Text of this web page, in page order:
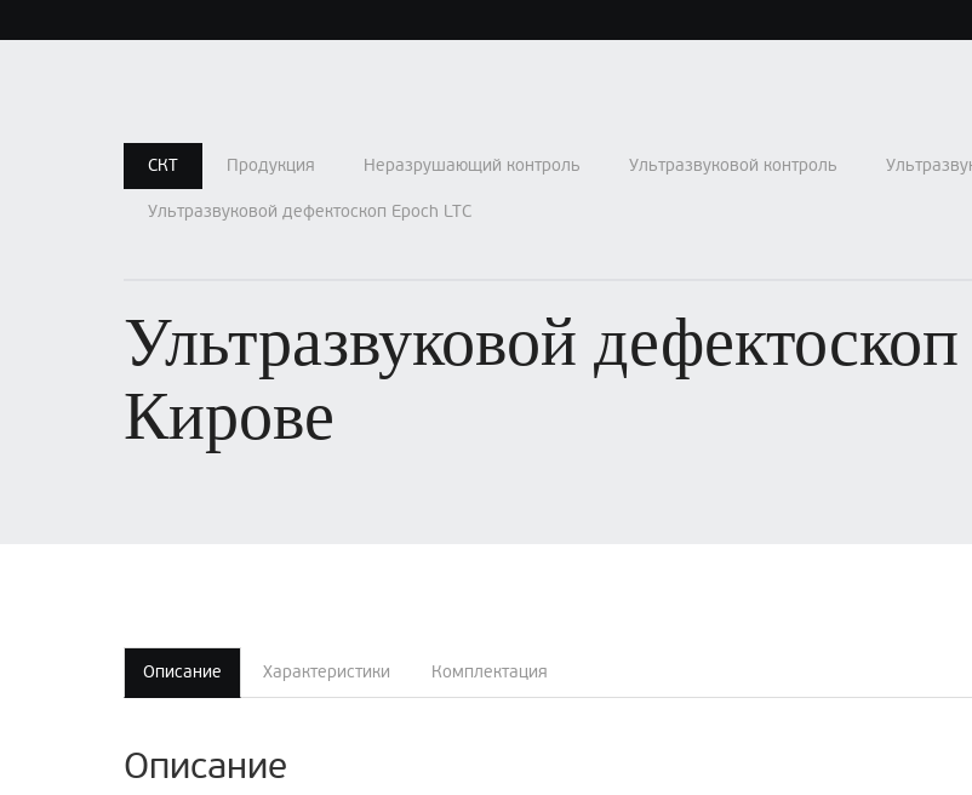
СКТ Продукция Неразрушающий контроль Ультразвуковой контроль
Ультразвуковой дефектоскоп Epoch LTC
Ультразвуковой
Кирове
Описание Характеристики Комплектация
Описание